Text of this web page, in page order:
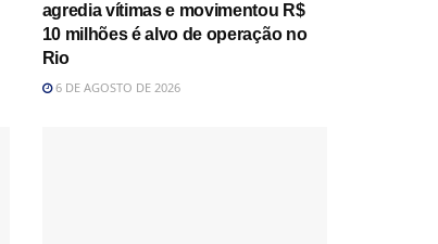
agredia vítimas e movimentou R$
10 milhões é alvo de operação no
Rio
6 DE AGOSTO DE 2026